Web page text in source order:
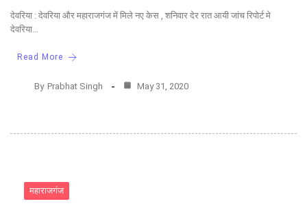
देवरिया : देवरिया और महाराजगंज में मिले नए केस , शनिवार देर रात आयी जांच रिपोर्ट मे
देवरिया…
Read More
By Prabhat Singh May 31, 2020
महाराजगंज